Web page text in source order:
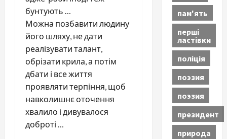
бунтують …
Можна позбавити людину
його шляху, не дати
реалізувати талант,
обрізати крила, а потім
дбати і все життя
проявляти терпіння, щоб
навколишнє оточення
хвалило і дивувалося
доброті …
пам'ять
перші
ластівки
поліція
поэзия
поэзия
президент
природа